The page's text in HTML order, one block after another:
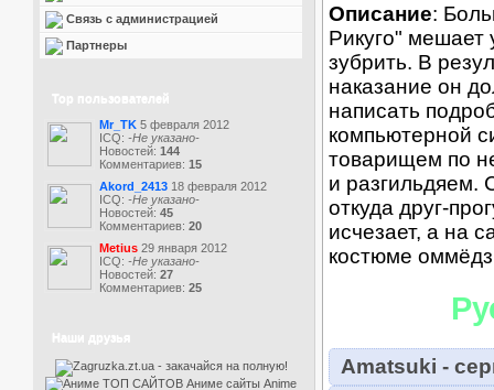
Связь с администрацией
Партнеры
Top пользователей
Mr_TK 5 февраля 2012
ICQ: -Не указано-
Новостей: 144
Комментариев: 15
Akord_2413 18 февраля 2012
ICQ: -Не указано-
Новостей: 45
Комментариев: 20
Metius 29 января 2012
ICQ: -Не указано-
Новостей: 27
Комментариев: 25
Наши друзья
Описание:
Рикуго" мешает
зубрить. В
наказание он
написать
компьютерной
товарищем по
и разгильдяем.
откуда друг-
исчезает, а на
костюме
Amatsuki -